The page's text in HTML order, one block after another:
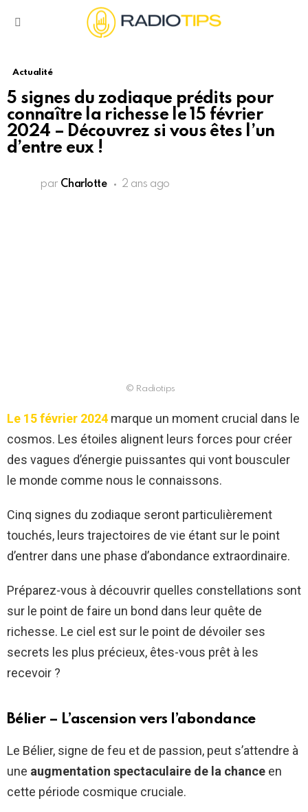
Actualité
5 signes du zodiaque prédits pour
connaître la richesse le 15 février
2024 – Découvrez si vous êtes l’un
d’entre eux !
par Charlotte 2 ans ago
© Radiotips
Le 15 février 2024 marque un moment crucial dans le
cosmos. Les étoiles alignent leurs forces pour créer
des vagues d’énergie puissantes qui vont bousculer
le monde comme nous le connaissons.
Cinq signes du zodiaque seront particulièrement
touchés, leurs trajectoires de vie étant sur le point
d’entrer dans une phase d’abondance extraordinaire.
Préparez-vous à découvrir quelles constellations sont
sur le point de faire un bond dans leur quête de
richesse. Le ciel est sur le point de dévoiler ses
secrets les plus précieux, êtes-vous prêt à les
recevoir ?
Bélier – L’ascension vers l’abondance
Le Bélier, signe de feu et de passion, peut s’attendre à
une augmentation spectaculaire de la chance en
cette période cosmique cruciale.